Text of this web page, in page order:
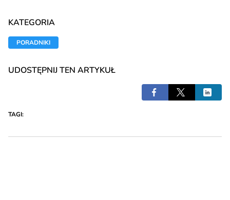
KATEGORIA
PORADNIKI
UDOSTĘPNIJ TEN ARTYKUŁ
TAGI: